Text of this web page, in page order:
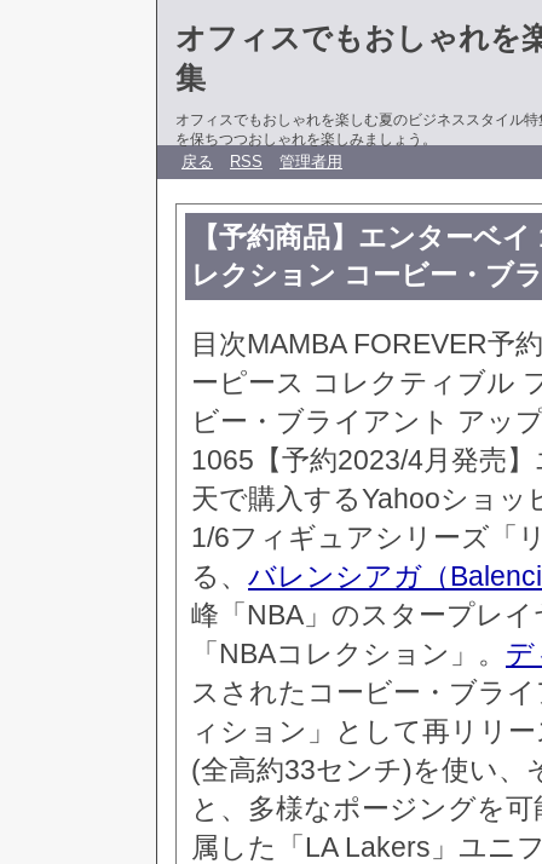
オフィスでもおしゃれを
集
オフィスでもおしゃれを楽しむ夏のビジネススタイル
を保ちつつおしゃれを楽しみましょう。
戻る RSS 管理者用
【予約商品】エンターベ
レクション コービー・ブ
目次MAMBA FOREVER予
ーピース コレクティブル
ビー・ブライアント アッ
1065【予約2023/4月発売
天で購入するYahooショ
1/6フィギュアシリーズ「
る、 バレンシアガ（
峰「NBA」のスタープレ
「NBAコレクション」。 デ
スされたコービー・ブラ
ィション」として再リリ
(全高約33センチ)を使い
と、多様なポージングを
属した「LA Lakers」ユニ